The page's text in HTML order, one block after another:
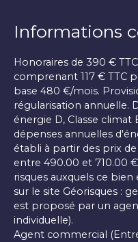
Informations
Honoraires de 390 €
comprenant 117 € TTC
base 480 €/mois.
régularisation annuelle.
énergie D, Classe
dépenses annuelles
établi à partir des prix
entre 490.00 et 710.00
risques auxquels ce
sur le site Géorisques :
est proposé par un
individuelle).
Agent commercial